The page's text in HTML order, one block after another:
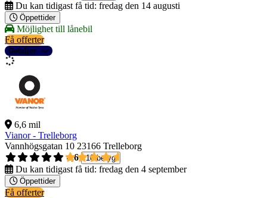
Du kan tidigast få tid: fredag den 14 augusti
Öppettider
Möjlighet till lånebil
Få offerter
Detaljer
6,6 mil
Vianor - Trelleborg
Vannhögsgatan 10 23166 Trelleborg
4,6
10 betyg
Du kan tidigast få tid: fredag den 4 september
Öppettider
Få offerter